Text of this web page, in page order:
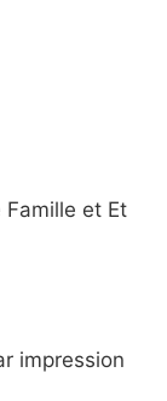
et Et
impression